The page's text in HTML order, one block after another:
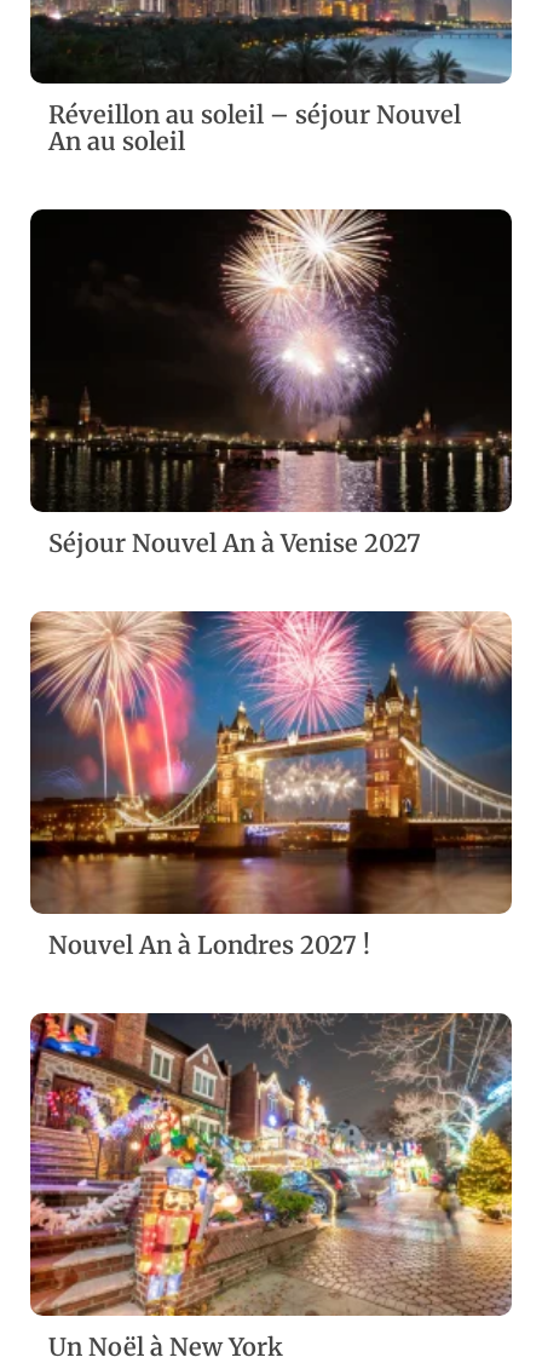
Réveillon au soleil – séjour Nouvel
An au soleil
VIEW
Séjour Nouvel An à Venise 2027
ZOOM VIEW
Nouvel An à Londres 2027 !
ZOOM VIEW
Un Noël à New York